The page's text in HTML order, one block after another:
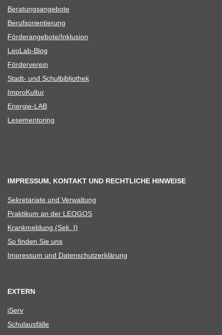
Bera­tungs­an­ge­bote
Berufs­ori­en­tie­rung
Förderangebote/​​Inklusion
Leo­Lab-Blog
För­der­ver­ein
Stadt- und Schulbibliothek
Impro­Kul­tur
Ener­­gie-LAB
Lese­men­to­ring
IMPRESSUM, KONTAKT UND RECHTLICHE HINWEISE
Sekre­ta­riate und Verwaltung
Prak­ti­kum an der LEOGOS
Krank­mel­dung (Sek. I)
So fin­den Sie uns
Impres­sum und Datenschutzerklärung
EXTERN
iServ
Schul­aus­fälle